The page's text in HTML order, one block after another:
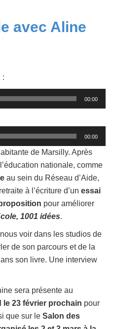
avec Aline
:
00:00
00:00
de Marsilly. Après
nationale, comme
au sein du Réseau d’Aide,
à l’écriture d’un essai
pour améliorer
1001 idées.
voir dans les studios de
de son parcours et de la
son livre. Une interview
sera présente au
le 23 février prochain pour
que sur le Salon des